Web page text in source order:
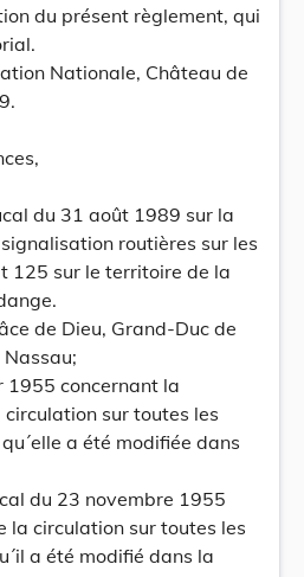
du présent règlement, qui
Nationale, Château de
du 31 août 1989 sur la
routières sur les
125 sur le territoire de la
de Dieu, Grand-Duc de
1955 concernant la
sur toutes les
a été modifiée dans
du 23 novembre 1955
la circulation sur toutes les
a été modifié dans la